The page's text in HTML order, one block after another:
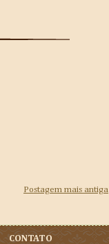
Postagem mais antiga
CONTATO